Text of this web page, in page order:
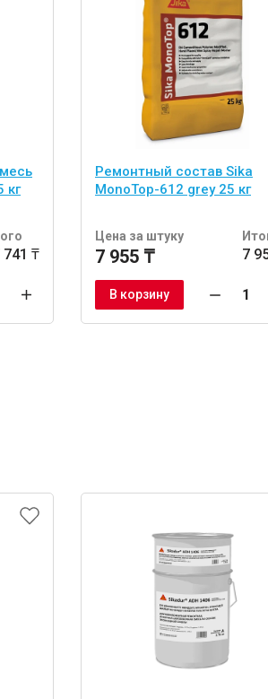
кг
741 ₸
Ремонтный состав Sika
MonoTop-612 grey 25 кг
Цена за штуку
7 955 ₸ 7
В корзину